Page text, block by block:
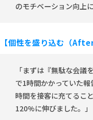
のモチベーション向上
【個性を盛り込む（After
「まずは『無駄な会議
で1時間かかっていた
時間を接客に充てるこ
120%に伸びました。」